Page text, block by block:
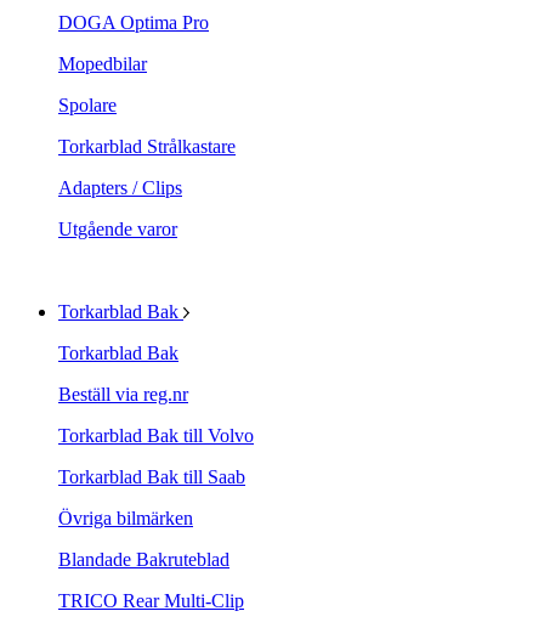
DOGA Optima Pro
Mopedbilar
Spolare
Torkarblad Strålkastare
Adapters / Clips
Utgående varor
Torkarblad Bak
Torkarblad Bak
Beställ via reg.nr
Torkarblad Bak till Volvo
Torkarblad Bak till Saab
Övriga bilmärken
Blandade Bakruteblad
TRICO Rear Multi-Clip